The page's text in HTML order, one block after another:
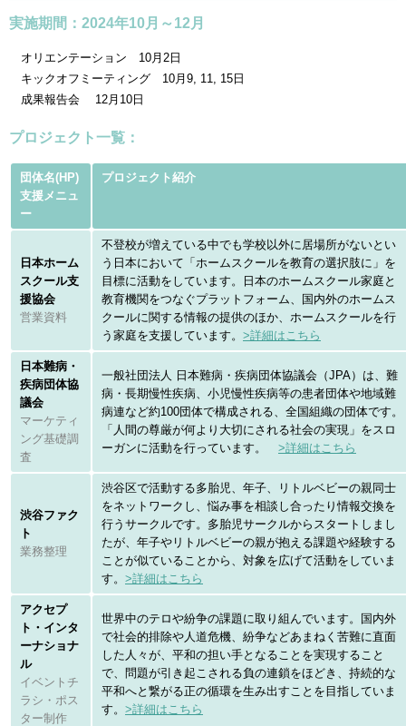
実施期間：2024年10月～12月
オリエンテーション 10月2日
キックオフミーティング 10月9, 11, 15日
成果報告会 12月10日
プロジェクト一覧：
団体名(HP)
支援メニュ
ー
プロジェクト紹介
日本ホーム
スクール支
援協会
営業資料
不登校が増えている中でも学校以外に居場所がないとい
う日本において「ホームスクールを教育の選択肢に」を
目標に活動をしています。日本のホームスクール家庭と
教育機関をつなぐプラットフォーム、国内外のホームス
クールに関する情報の提供のほか、ホームスクールを行
う家庭を支援しています。 >詳細はこちら
日本難病・
疾病団体協
議会
マーケティ
ング基礎調
査
一般社団法人 日本難病・疾病団体協議会（JPA）は、難
病・長期慢性疾病、小児慢性疾病等の患者団体や地域難
病連など約100団体で構成される、全国組織の団体です。
「人間の尊厳が何より大切にされる社会の実現」をスロ
ーガンに活動を行っています。 >詳細はこちら
渋谷ファク
ト
業務整理
渋谷区で活動する多胎児、年子、リトルベビーの親同士
をネットワークし、悩み事を相談し合ったり情報交換を
行うサークルです。多胎児サークルからスタートしまし
たが、年子やリトルベビーの親が抱える課題や経験する
ことが似ていることから、対象を広げて活動をしていま
す。 >詳細はこちら
アクセプ
ト・インタ
ーナショナ
ル
イベントチ
ラシ・ポス
ター制作
世界中のテロや紛争の課題に取り組んでいます。国内外
で社会的排除や人道危機、紛争などあまねく苦難に直面
した人々が、平和の担い手となることを実現すること
で、問題が引き起こされる負の連鎖をほどき、持続的な
平和へと繋がる正の循環を生み出すことを目指していま
す。 >詳細はこちら